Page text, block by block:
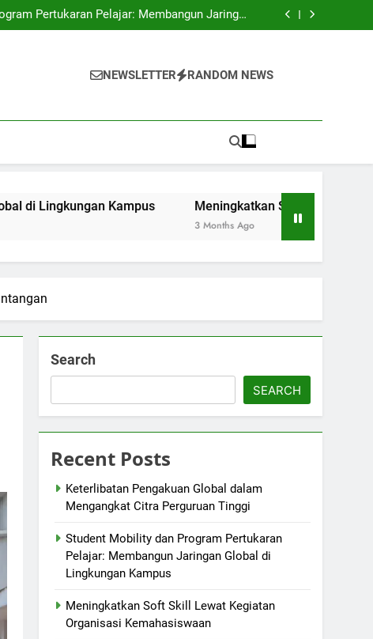
Pertukaran Pelajar: Membangun Jaringan
Global di Lingkungan Kampus
Lewat Kegiatan Organisasi Kemahasiswaan
Pertukaran Pelajar: Membangun Jaringan
Global di Lingkungan Kampus
Lewat Kegiatan Organisasi Kemahasiswaan
NEWSLETTER RANDOM NEWS
Kampus Meningkatkan Soft Skill Lewat Kegiatan
Search
SEARCH
Recent Posts
Keterlibatan Pengakuan Global dalam
Mengangkat Citra Perguruan Tinggi
Student Mobility dan Program Pertukaran
Pelajar: Membangun Jaringan Global di
Lingkungan Kampus
Meningkatkan Soft Skill Lewat Kegiatan
Organisasi Kemahasiswaan